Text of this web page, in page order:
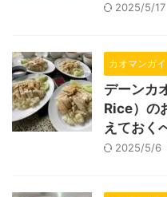
2025/5/17
カオマンガイ
デーンカ
Rice）の
えておく
2025/5/6